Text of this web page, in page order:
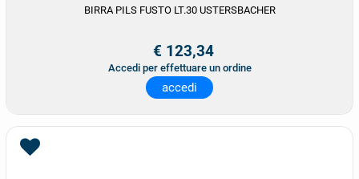
BIRRA PILS FUSTO LT.30 USTERSBACHER
€ 123,34
Accedi per effettuare un ordine
accedi